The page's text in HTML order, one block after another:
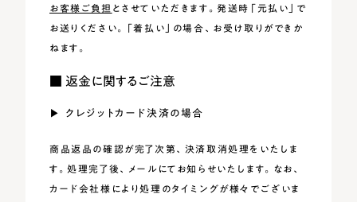
お客様ご負担 とさせていただきます。発送時「元払い」で
お送りください。「着払い」の場合、お受け取りができか
ねます。
■ 返金に関するご注意
▶︎ クレジットカード決済の場合
商品返品の確認が完了次第、決済取消処理をいたしま
す。処理完了後、メールにてお知らせいたします。なお、
カード会社様により処理のタイミングが様々でございま